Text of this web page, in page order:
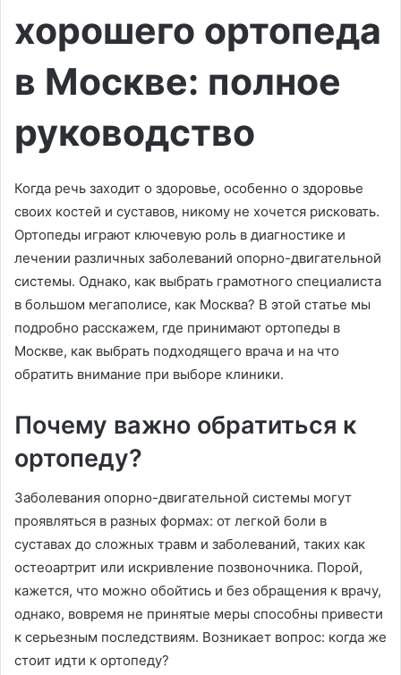
хорошего ортопеда
в Москве: полное
руководство
Когда речь заходит о здоровье, особенно о здоровье
своих костей и суставов, никому не хочется рисковать.
Ортопеды играют ключевую роль в диагностике и
лечении различных заболеваний опорно-двигательной
системы. Однако, как выбрать грамотного специалиста
в большом мегаполисе, как Москва? В этой статье мы
подробно расскажем, где принимают ортопеды в
Москве, как выбрать подходящего врача и на что
обратить внимание при выборе клиники.
Почему важно обратиться к
ортопеду?
Заболевания опорно-двигательной системы могут
проявляться в разных формах: от легкой боли в
суставах до сложных травм и заболеваний, таких как
остеоартрит или искривление позвоночника. Порой,
кажется, что можно обойтись и без обращения к врачу,
однако, вовремя не принятые меры способны привести
к серьезным последствиям. Возникает вопрос: когда же
стоит идти к ортопеду?